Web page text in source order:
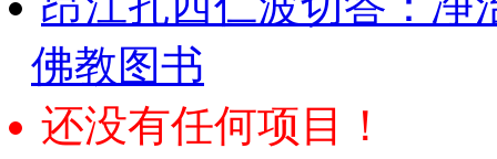
佛教图书
还没有任何项目！